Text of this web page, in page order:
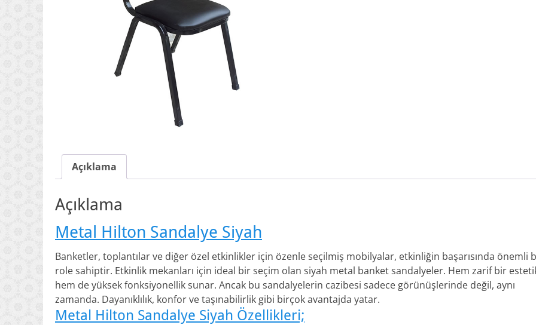
Açıklama
Açıklama
Metal Hilton Sandalye Siyah
Banketler, toplantılar ve diğer özel etkinlikler için özenle seçilmiş mobilyalar, etkinliğin başarısında önemli
role sahiptir. Etkinlik mekanları için ideal bir seçim olan siyah metal banket sandalyeler. Hem zarif bir
hem de yüksek fonksiyonellik sunar. Ancak bu sandalyelerin cazibesi sadece görünüşlerinde değil, aynı
zamanda. Dayanıklılık, konfor ve taşınabilirlik gibi birçok avantajda yatar.
Metal Hilton Sandalye Siyah Özellikleri;